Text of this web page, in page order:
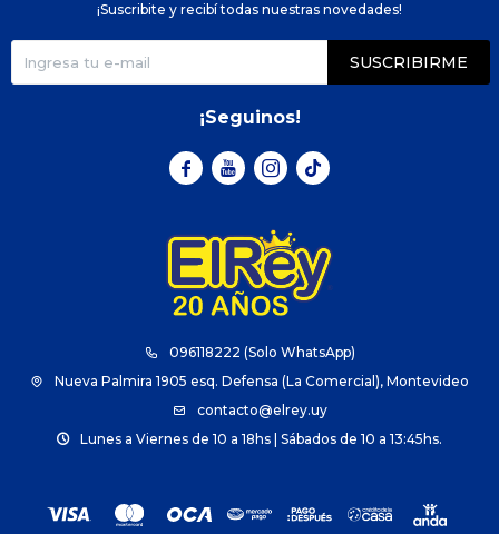
096118222 (Solo WhatsApp)
Nueva Palmira 1905 esq. Defensa (La Comercial), Montevideo
contacto@elrey.uy
Lunes a Viernes de 10 a 18hs | Sábados de 10 a 13:45hs.
¡Suscribite y recibí todas nuestras novedades!
SUSCRIBIRME
¡Seguinos!
  